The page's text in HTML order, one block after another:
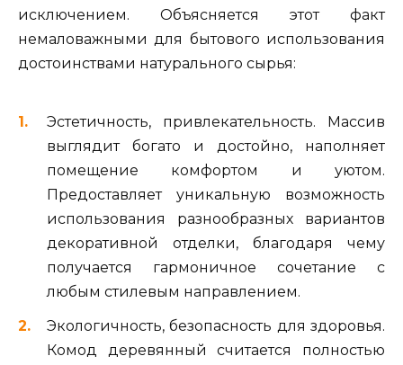
исключением. Объясняется этот факт
немаловажными для бытового использования
достоинствами натурального сырья:
Эстетичность, привлекательность. Массив
выглядит богато и достойно, наполняет
помещение комфортом и уютом.
Предоставляет уникальную возможность
использования разнообразных вариантов
декоративной отделки, благодаря чему
получается гармоничное сочетание с
любым стилевым направлением.
Экологичность, безопасность для здоровья.
Комод деревянный считается полностью